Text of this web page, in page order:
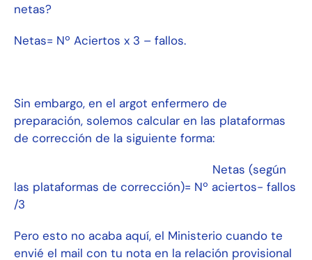
netas?
Netas= Nº Aciertos x 3 – fallos.
Sin embargo, en el argot enfermero de
preparación, solemos calcular en las plataformas
de corrección de la siguiente forma:
Netas (según
las plataformas de corrección)= Nº aciertos- fallos
/3
Pero esto no acaba aquí, el Ministerio cuando te
envié el mail con tu nota en la relación provisional